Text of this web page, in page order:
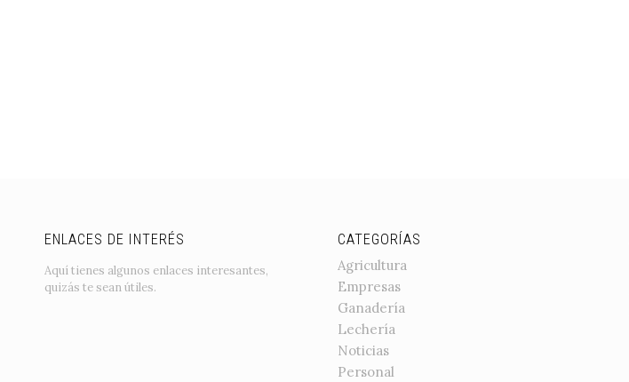
ENLACES DE INTERÉS
Aquí tienes algunos enlaces interesantes,
quizás te sean útiles.
CATEGORÍAS
Agricultura
Empresas
Ganadería
Lechería
Noticias
Personal